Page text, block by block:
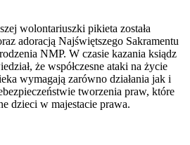
wolontariuszki pikieta została
adoracją Najświętszego Sakramentu
NMP. W czasie kazania ksiądz
że współczesne ataki na życie
wymagają zarówno działania jak i
tworzenia praw, które
dzieci w majestacie prawa.